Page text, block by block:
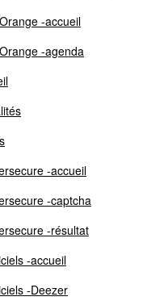
-accueil
-agenda
-accueil
-captcha
-résultat
-accueil
-Deezer